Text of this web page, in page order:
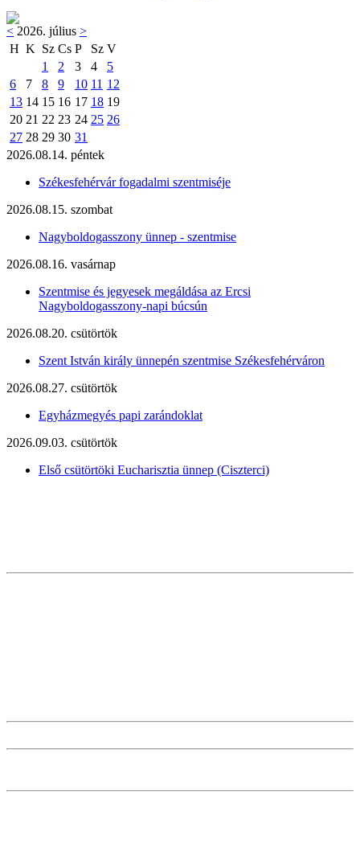
< 2026. július >
H K Sz Cs P Sz V
1
2 3 4
5
6
7 8 9 10 11 12
13 14 15 16 17 18 19
20 21 22 23 24 25 26
27 28 29 30 31
2026.08.14. péntek
Székesfehérvár fogadalmi szentmiséje
2026.08.15. szombat
Nagyboldogasszony ünnep - szentmise
2026.08.16. vasárnap
Szentmise és jegyesek megáldása az Ercsi
Nagyboldogasszony-napi búcsún
2026.08.20. csütörtök
Szent István király ünnepén szentmise Székesfehérváron
2026.08.27. csütörtök
Egyházmegyés papi zarándoklat
2026.09.03. csütörtök
Első csütörtöki Eucharisztia ünnep (Ciszterci)